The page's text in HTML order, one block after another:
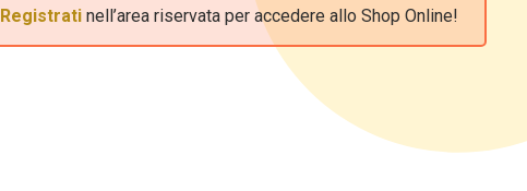
Registratinell’area riservata per accedere allo Shop Online!